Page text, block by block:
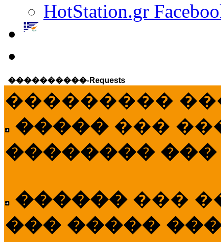
HotStation.gr
����������-Requests
���������
����� ���
��������
������ ���
��� �����